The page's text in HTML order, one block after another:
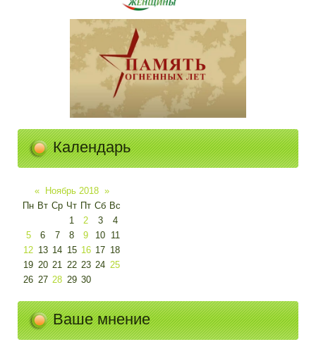
Календарь
« Ноябрь 2018 »
Пн Вт Ср Чт Пт Сб Вс
1
2 3
4
5
6 7 8 9 10 11
12 13 14 15 16 17 18
19 20 21 22 23 24 25
26 27 28 29 30
Ваше мнение